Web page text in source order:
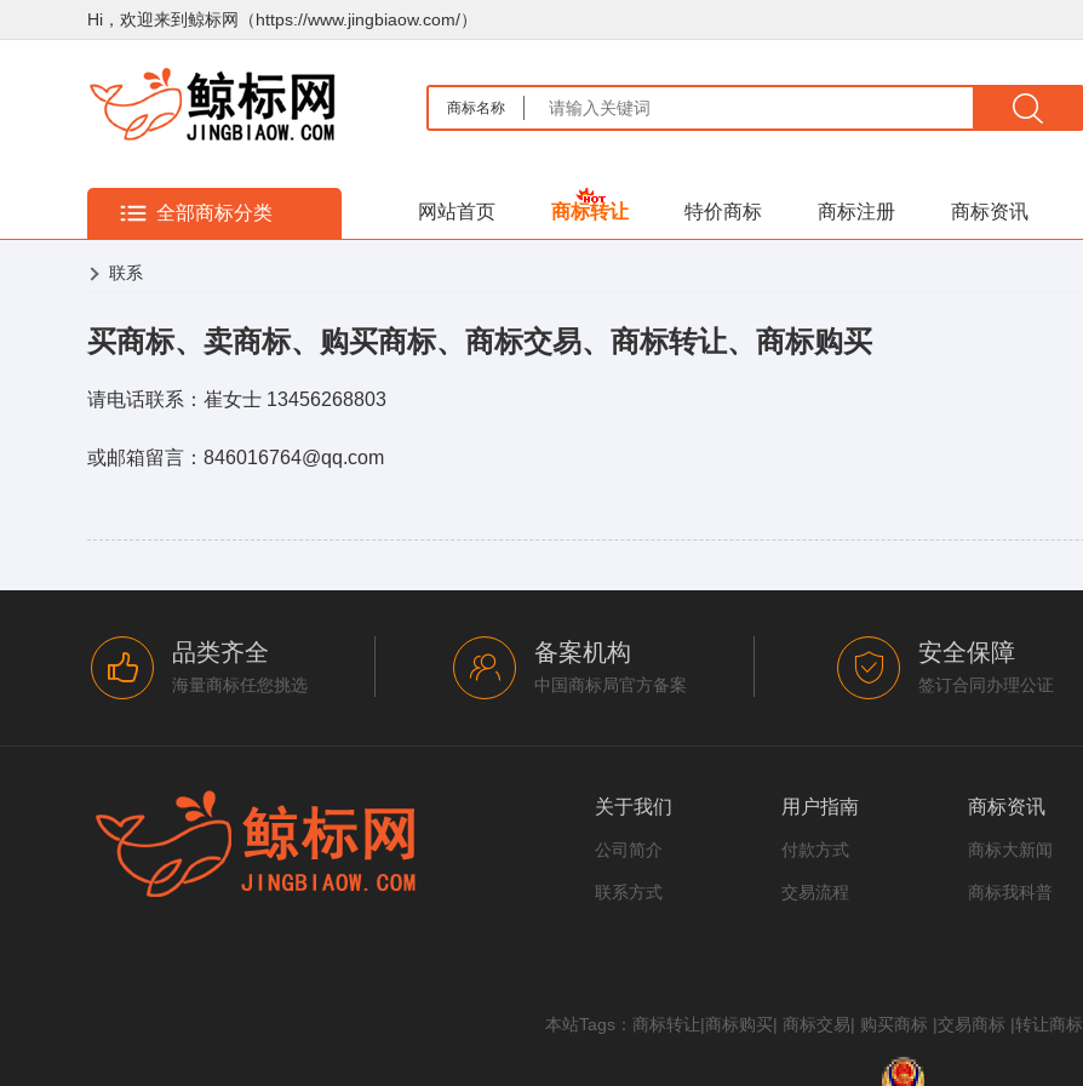
Hi，欢迎来到鲸标网（https://www.jingbiaow.com/）
商标名称
全部商标分类 网站首页 商标转让 特价商标 商标注册 商标资讯
联系
买商标、卖商标、购买商标、商标交易、商标转让、商标购买
请电话联系：崔女士 13456268803
或邮箱留言：846016764@qq.com
品类齐全
海量商标任您挑选
备案机构
中国商标局官方备案
安全保障
签订合同办理公证
关于我们
公司简介
联系方式
用户指南
付款方式
交易流程
商标资讯
商标大新闻
商标我科普
本站Tags： 商标转让|商标购买| 商标交易| 购买商标 |交易商标 |转让商标